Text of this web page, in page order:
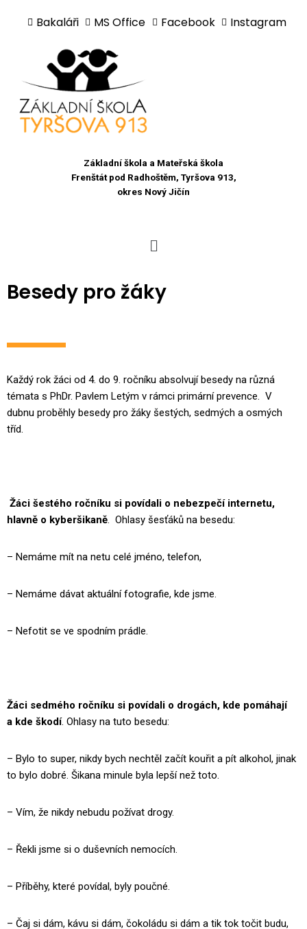
Bakaláři MS Office Facebook Instagram
Základní škola a Mateřská škola
Frenštát pod Radhoštěm, Tyršova 913,
okres Nový Jičín
Besedy pro žáky
Každý rok žáci od 4. do 9. ročníku absolvují besedy na různá
témata s PhDr. Pavlem Letým v rámci primární prevence. V
dubnu proběhly besedy pro žáky šestých, sedmých a osmých
tříd.
Žáci šestého ročníku si povídali o nebezpečí internetu,
hlavně o kyberšikaně. Ohlasy šesťáků na besedu:
– Nemáme mít na netu celé jméno, telefon,
– Nemáme dávat aktuální fotografie, kde jsme.
– Nefotit se ve spodním prádle.
Žáci sedmého ročníku si povídali o drogách, kde pomáhají
a kde škodí. Ohlasy na tuto besedu:
– Bylo to super, nikdy bych nechtěl začít kouřit a pít alkohol, jinak
to bylo dobré. Šikana minule byla lepší než toto.
– Vím, že nikdy nebudu požívat drogy.
– Řekli jsme si o duševních nemocích.
– Příběhy, které povídal, byly poučné.
– Čaj si dám, kávu si dám, čokoládu si dám a tik tok točit budu,